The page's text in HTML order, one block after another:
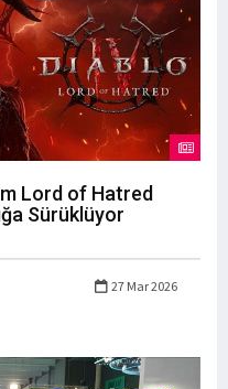
Lord of Hatred
Sürüklüyor
27 Mar 2026